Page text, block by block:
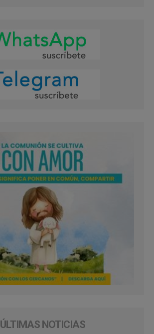
ÚLTIMAS NOTICIAS